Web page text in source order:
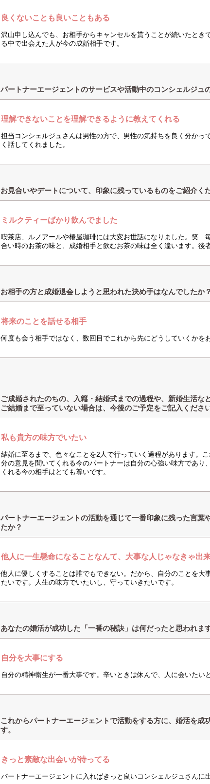
良くないことも良いこともある
沢山申し込んでも、お相手からキャンセルを貰うことが続いたとき
る中で出会えた人が今の成婚相手です。
パートナーエージェントのサービスや活動中のコンシェルジュ
理解できないことを理解できるように教えてくれる
担当コンシェルジュさんは男性の方で、男性の気持ちを良く分かっ
く話してくれました。
お見合いやデートについて、印象に残っているものをご紹介くだ
ミルクティーばかり飲んでました
喫茶店、ルノアールや椿屋珈琲には大変お世話になりました。笑
合い時のお茶の味と、成婚相手と飲むお茶の味は全く違います。後
お相手の方と成婚退会しようと思われた決め手はなんでしたか？
将来のことを話せる相手
何度も会う相手ではなく、数回目でこれから先にどうしていくかを
ご成婚されたのちの、入籍・結婚式までの過程や、新婚生活な
ご結婚まで至っていない場合は、今後のご予定をご記入ください
私も貴方の味方でいたい
結婚に至るまで、色々なことを2人で行っていく過程があります。
分の意見を聞いてくれる今のパートナーは自分の心強い味方であり
くれる今の相手はとても尊いです。
パートナーエージェントの活動を通じて一番印象に残った言葉
たか？
他人に一生懸命になることなんて、大事な人じゃなきゃ出
他人に優しくすることは誰でもできない。だから、自分のことを大
たいです。人生の味方でいたいし、守っていきたいです。
あなたの婚活が成功した「一番の秘訣」は何だったと思われま
自分を大事にする
自分の精神衛生が一番大事です。辛いときは休んで、人に会いたい
これからパートナーエージェントで活動をする方に、婚活を成
す。
きっと素敵な出会いが待ってる
パートナーエージェントに入ればきっと良いコンシェルジュさんに